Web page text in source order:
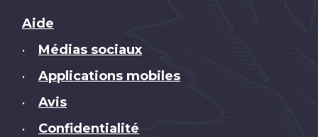
Brand
Aide
• Médias sociaux
• Applications mobiles
• Avis
• Confidentialité